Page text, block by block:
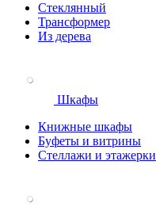
Стеклянный
Трансформер
Из дерева
Шкафы
Книжные шкафы
Буфеты и витрины
Стеллажи и этажерки